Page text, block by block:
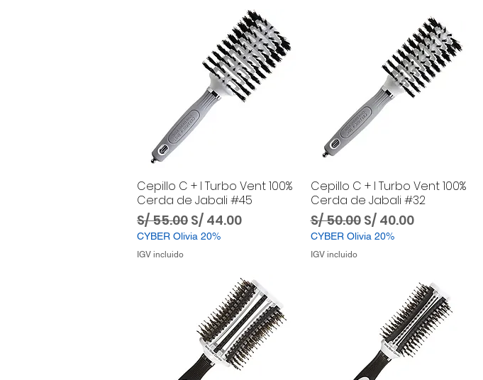
Cepillo C + I Turbo Vent 100%
Cerda de Jabali #45
Precio
S/ 55.00 Precio de oferta
S/ 44.00
CYBER Olivia 20%
IGV incluido
Cepillo C + I Turbo Vent 100%
Cerda de Jabali #32
Precio
S/ 50.00 Precio de oferta
S/ 40.00
CYBER Olivia 20%
IGV incluido